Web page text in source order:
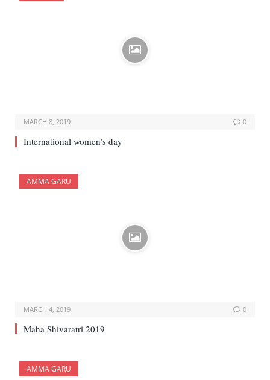
MARCH 8, 2019 0
International women’s day
AMMA GARU
MARCH 4, 2019 0
Maha Shivaratri 2019
AMMA GARU